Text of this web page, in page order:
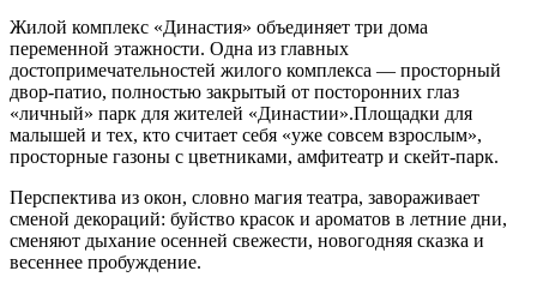
Жилой комплекс «Династия» объединяет три дома
переменной этажности. Одна из главных
достопримечательностей жилого комплекса — просторный
двор-патио, полностью закрытый от посторонних глаз
«личный» парк для жителей «Династии».Площадки для
малышей и тех, кто считает себя «уже совсем взрослым»,
просторные газоны с цветниками, амфитеатр и скейт-парк.
Перспектива из окон, словно магия театра, завораживает
сменой декораций: буйство красок и ароматов в летние дни,
сменяют дыхание осенней свежести, новогодняя сказка и
весеннее пробуждение.